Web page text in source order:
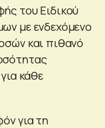
του Ειδικού
με ενδεχόμενο
και πιθανό
κάθε
για τη